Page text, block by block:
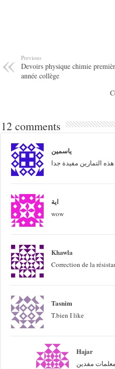
Previous
Devoirs physique chimie
année collège
12 comments
ياسمين
اية
wow
Khawla
Correction de la
Tasnim
T.bien I like
Hajar
مفدين